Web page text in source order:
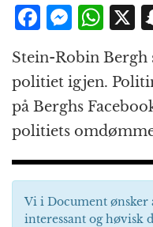
F
c
e
b
o
o
k
M
e
ss
e
n
g
e
r
W
at
s
A
p
p
Stein-Robin
politiet igjen.
på Berghs
politiets
Vi i Document ønsker
interessant og høvisk